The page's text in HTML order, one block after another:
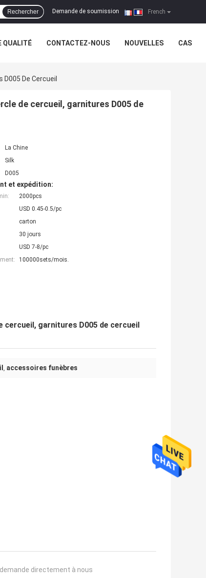
French
Demande de soumission |
Rechercher
QUALITÉ CONTACTEZ-NOUS NOUVELLES CAS
D005 De Cercueil
de cercueil, garnitures D005 de
La Chine
Silk
D005
et expédition:
2000pcs
USD 0.45-0.5/pc
carton
30 jours
USD 7-8/pc
100000sets/mois.
cercueil, garnitures D005 de cercueil
, accessoires funèbres
directement à nous